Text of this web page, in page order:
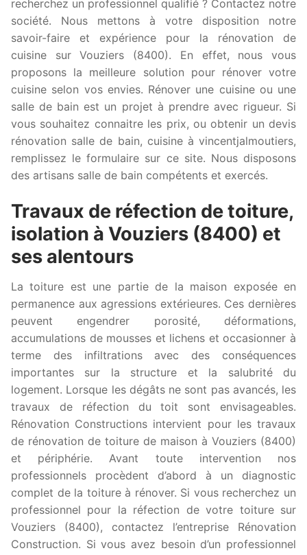
recherchez un professionnel qualifié ? Contactez notre
société. Nous mettons à votre disposition notre
savoir-faire et expérience pour la rénovation de
cuisine sur Vouziers (8400). En effet, nous vous
proposons la meilleure solution pour rénover votre
cuisine selon vos envies. Rénover une cuisine ou une
salle de bain est un projet à prendre avec rigueur. Si
vous souhaitez connaitre les prix, ou obtenir un devis
rénovation salle de bain, cuisine à vincentjalmoutiers,
remplissez le formulaire sur ce site. Nous disposons
des artisans salle de bain compétents et exercés.
Travaux de réfection de toiture,
isolation à Vouziers (8400) et
ses alentours
La toiture est une partie de la maison exposée en
permanence aux agressions extérieures. Ces dernières
peuvent engendrer porosité, déformations,
accumulations de mousses et lichens et occasionner à
terme des infiltrations avec des conséquences
importantes sur la structure et la salubrité du
logement. Lorsque les dégâts ne sont pas avancés, les
travaux de réfection du toit sont envisageables.
Rénovation Constructions intervient pour les travaux
de rénovation de toiture de maison à Vouziers (8400)
et périphérie. Avant toute intervention nos
professionnels procèdent d’abord à un diagnostic
complet de la toiture à rénover. Si vous recherchez un
professionnel pour la réfection de votre toiture sur
Vouziers (8400), contactez l’entreprise Rénovation
Construction. Si vous avez besoin d’un professionnel